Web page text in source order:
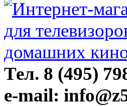
Тел. 8 (495)
e-mail: